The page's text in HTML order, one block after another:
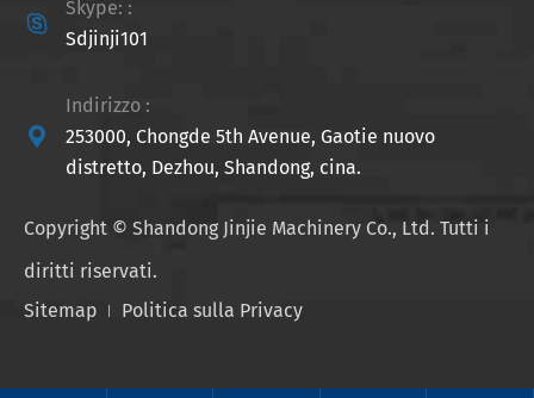

Skype: :
Sdjinji101

Indirizzo :
253000, Chongde 5th Avenue, Gaotie nuovo
distretto, Dezhou, Shandong, cina.
Copyright © Shandong Jinjie Machinery Co., Ltd. Tutti i
diritti riservati.
Sitemap
Politica sulla Privacy